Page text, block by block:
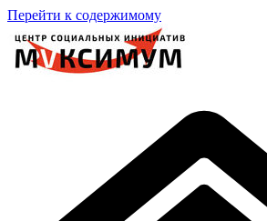
Перейти к содержимому